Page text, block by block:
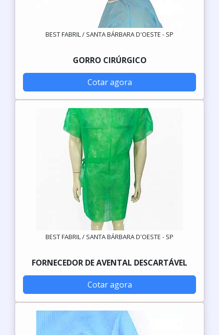
BEST FABRIL / SANTA BÁRBARA D'OESTE - SP
GORRO CIRÚRGICO
Cotar agora
BEST FABRIL / SANTA BÁRBARA D'OESTE - SP
FORNECEDOR DE AVENTAL DESCARTÁVEL
Cotar agora